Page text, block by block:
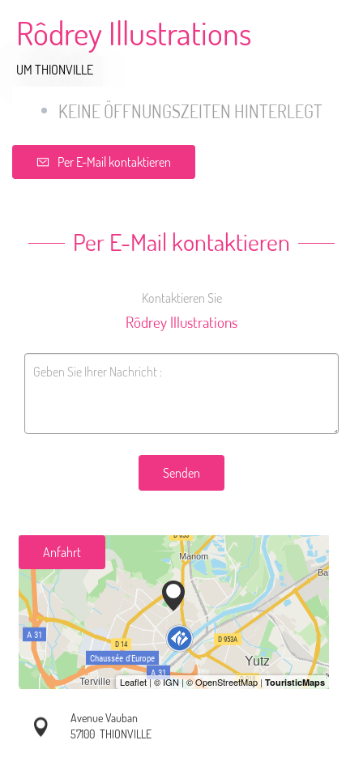
Rôdrey Illustrations
UM THIONVILLE
KEINE ÖFFNUNGSZEITEN HINTERLEGT
Per E-Mail kontaktieren
Per E-Mail kontaktieren
Kontaktieren Sie
Rôdrey Illustrations
Senden
Anfahrt
Avenue Vauban
57100 THIONVILLE